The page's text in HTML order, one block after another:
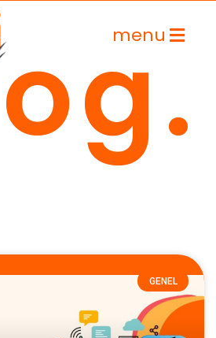
menu
GENEL